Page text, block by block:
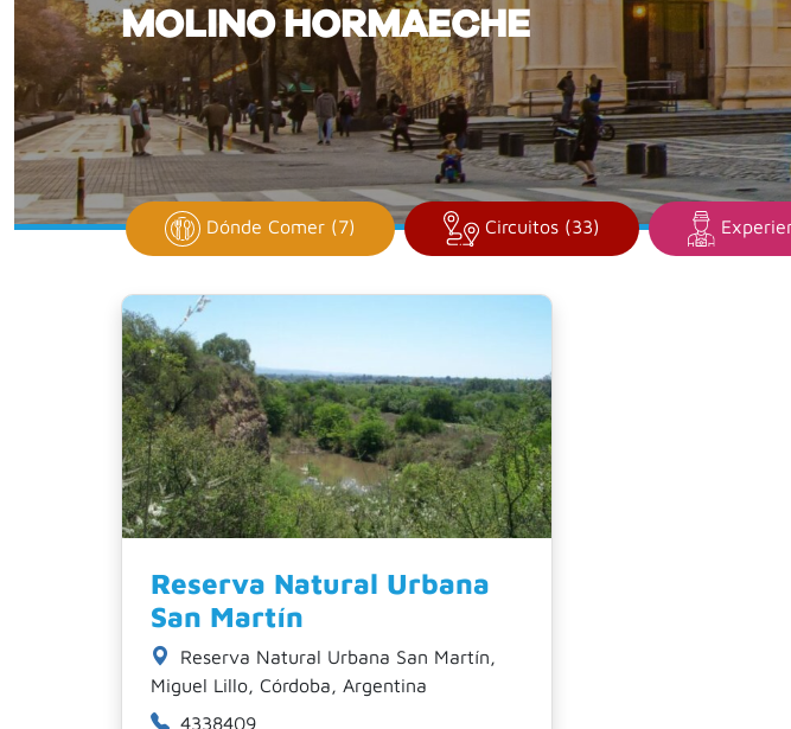
MOLINO HORMAECHE
Dónde Comer (7) Circuitos (33)
Reserva Natural Urbana
San Martín
Reserva Natural Urbana San Martín,
Miguel Lillo, Córdoba, Argentina
4338409